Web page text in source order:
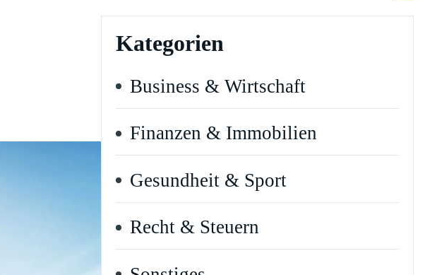
Kategorien
Business & Wirtschaft
Finanzen & Immobilien
Gesundheit & Sport
Recht & Steuern